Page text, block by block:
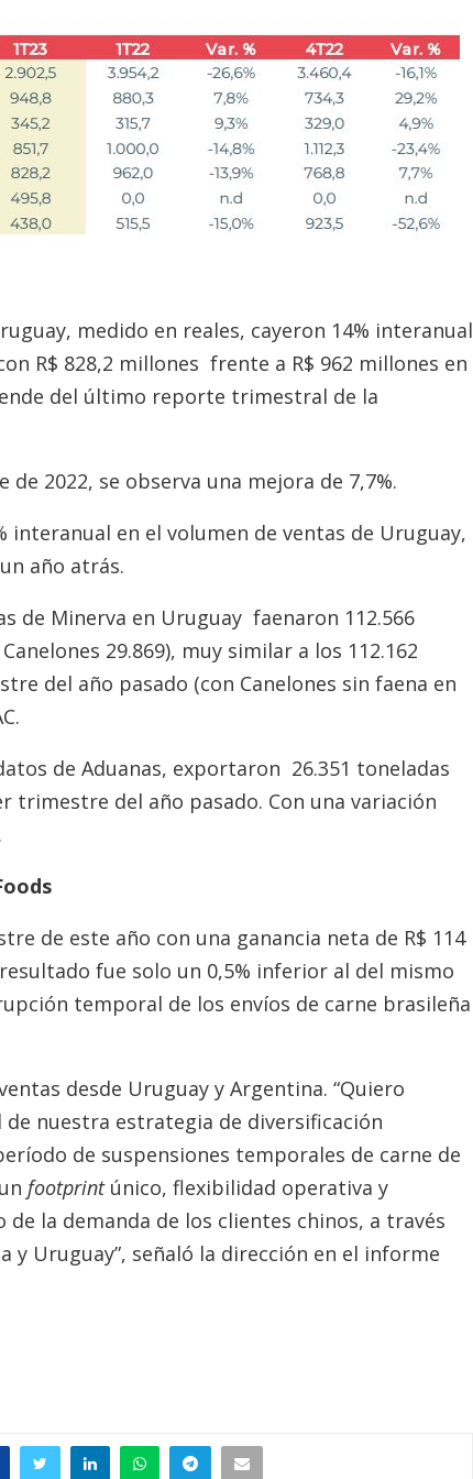
medido en reales, cayeron 14% interanual
R$ 828,2 millones frente a R$ 962 millones en
del último reporte trimestral de la
2022, se observa una mejora de 7,7%.
interanual en el volumen de ventas de Uruguay,
año atrás.
de Minerva en Uruguay faenaron 112.566
29.869), muy similar a los 112.162
del año pasado (con Canelones sin faena en
de Aduanas, exportaron 26.351 toneladas
trimestre del año pasado. Con una variación
de este año con una ganancia neta de R$ 114
fue solo un 0,5% inferior al del mismo
temporal de los envíos de carne brasileña
desde Uruguay y Argentina. “Quiero
nuestra estrategia de diversificación
de suspensiones temporales de carne de
footprintúnico, flexibilidad operativa y
la demanda de los clientes chinos, a través
y Uruguay”, señaló la dirección en el informe